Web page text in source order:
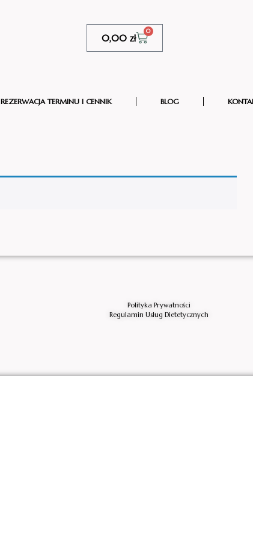
0,00 zł
0
REZERWACJA TERMINU I CENNIK BLOG
Polityka Prywatności
Regulamin Usług Dietetycznych